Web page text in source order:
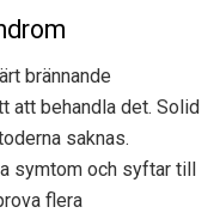
brännande
att behandla det. Solid
saknas.
symtom och syftar till
flera